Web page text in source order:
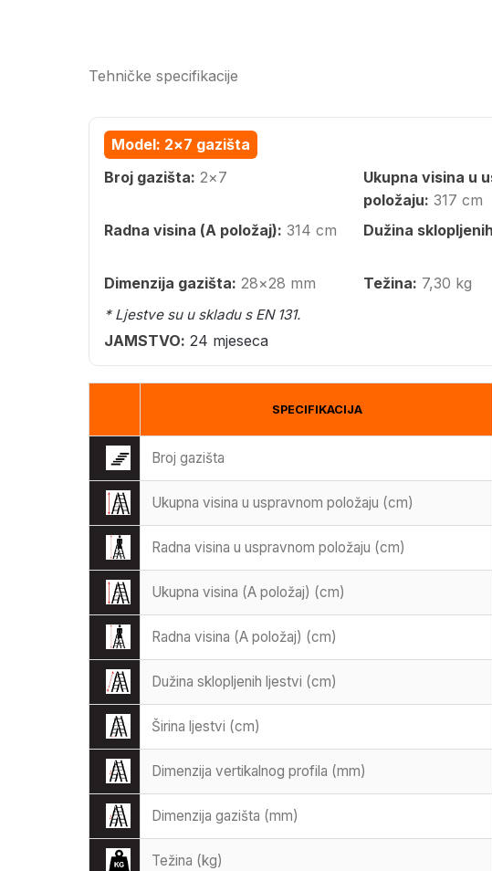
Tehničke specifikacije
Model: 2×7 gazišta
Broj gazišta: 2×7
Ukupna visina u
položaju: 317 cm
Radna visina (A položaj): 314 cm Dužina
Dimenzija gazišta: 28×28 mm Težina: 7,30 kg
* Ljestve su u skladu s EN 131.
JAMSTVO: 24 mjeseca
SPECIFIKACIJA
Broj gazišta
Ukupna visina u uspravnom položaju (cm)
Radna visina u uspravnom položaju (cm)
Ukupna visina (A položaj) (cm)
Radna visina (A položaj) (cm)
Dužina sklopljenih ljestvi (cm)
Širina ljestvi (cm)
Dimenzija vertikalnog profila (mm)
Dimenzija gazišta (mm)
Težina (kg)